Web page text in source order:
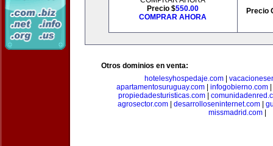
Precio $550.00
COMPRAR AHORA
Precio
Otros dominios en venta:
hotelesyhospedaje.com
apartamentosuruguay.com
infogobierno.com
propiedadesturisticas.com|
agrosector.com
desarrolloseninternet.com
missmadrid.com|